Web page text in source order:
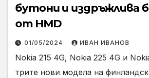
бутони и издръжлива
от HMD
01/05/2024 ИВАН ИВАНОВ
Nokia 215 4G, Nokia 225 4G и
трите нови модела на